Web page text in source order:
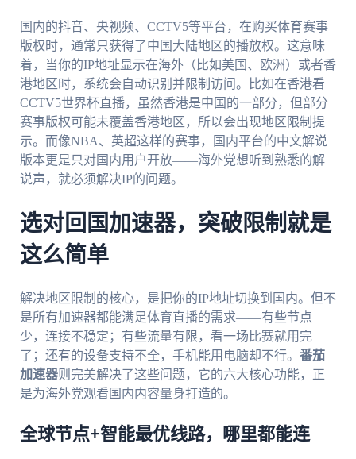
国内的抖音、央视频、CCTV5等平台，在购买体育赛事
版权时，通常只获得了中国大陆地区的播放权。这意味
着，当你的IP地址显示在海外（比如美国、欧洲）或者香
港地区时，系统会自动识别并限制访问。比如在香港看
CCTV5世界杯直播，虽然香港是中国的一部分，但部分
赛事版权可能未覆盖香港地区，所以会出现地区限制提
示。而像NBA、英超这样的赛事，国内平台的中文解说
版本更是只对国内用户开放——海外党想听到熟悉的解
说声，就必须解决IP的问题。
选对回国加速器，突破限制就是
这么简单
解决地区限制的核心，是把你的IP地址切换到国内。但不
是所有加速器都能满足体育直播的需求——有些节点
少，连接不稳定；有些流量有限，看一场比赛就用完
了；还有的设备支持不全，手机能用电脑却不行。 番茄
加速器则完美解决了这些问题，它的六大核心功能，正
是为海外党观看国内内容量身打造的。
全球节点+智能最优线路，哪里都能连